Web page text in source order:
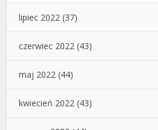
lipiec 2022 (37)
czerwiec 2022 (43)
maj 2022 (44)
kwiecień 2022 (43)